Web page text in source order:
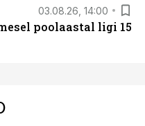
03.08.26, 14:00
poolaastal ligi 15